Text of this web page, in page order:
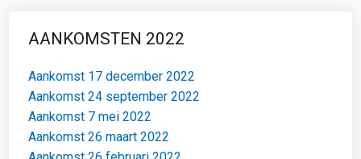
AANKOMSTEN 2022
Aankomst 17 december 2022
Aankomst 24 september 2022
Aankomst 7 mei 2022
Aankomst 26 maart 2022